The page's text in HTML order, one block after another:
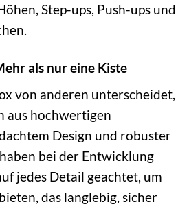
Step-ups, Push-ups und
als nur eine Kiste
von anderen unterscheidet,
aus hochwertigen
Design und robuster
bei der Entwicklung
jedes Detail geachtet, um
das langlebig, sicher